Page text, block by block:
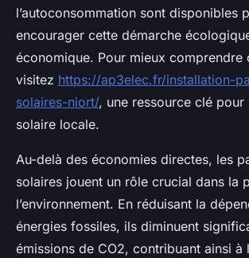
l’autoconsommation sont disponibles
encourager cette démarche
économique. Pour mieux comprendre
visitez https://ap3elec.fr/installation-
solaires-niort/, une ressource clé
solaire locale.
Au-delà des économies directes, les
solaires jouent un rôle crucial dans la
l’environnement. En réduisant la
énergies fossiles, ils diminuent
émissions de CO2, contribuant ainsi à